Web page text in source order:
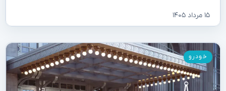
۱۵ مرداد ۱۴۰۵
خودرو